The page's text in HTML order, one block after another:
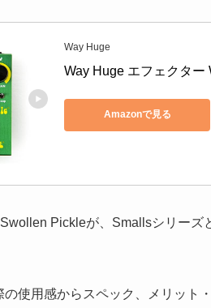
Way Huge
Way Huge エフェクター
Amazonで見る
Pickleが、Smallsシリーズ
の使用感からスペック、メリット